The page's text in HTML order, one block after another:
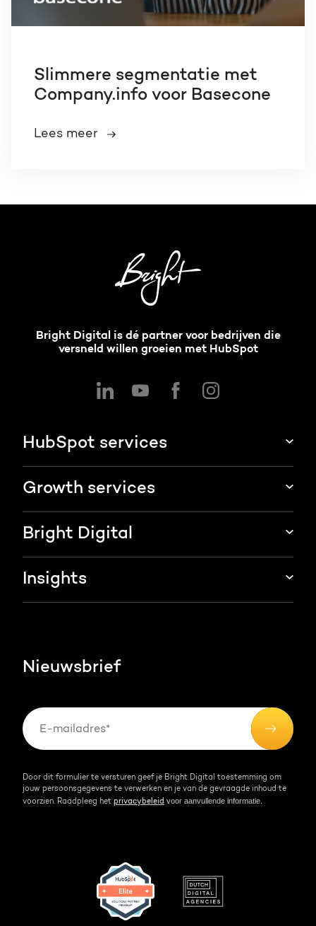
Slimmere segmentatie met
Company.info voor Basecone
Lees meer
Bright Digital is dé partner voor bedrijven die
versneld willen groeien met HubSpot
HubSpot services
HubSpot integraties
HubSpot CRM maatwerk
HubSpot trainingen
Growth services
Websites & portals
Groei strategie
AI services
Bright Digital
Over ons
Team
Insights
Events & webinars
Kennisbank
Nieuwsbrief
Door dit formulier te versturen geef je Bright Digital toestemming om
jouw persoonsgegevens te verwerken en je van de gevraagde inhoud te
voorzien. Raadpleeg het privacybeleid voor aanvullende informatie.